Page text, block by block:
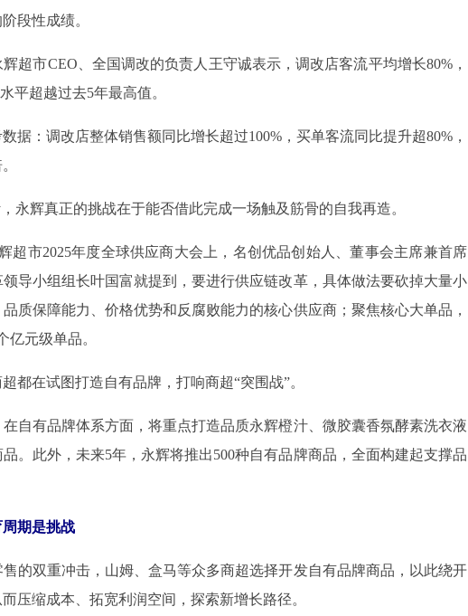
段性成绩。
超市CEO、全国调改的负责人王守诚表示，调改店客流平均增长80%，
平超越过去5年最高值。
据：调改店整体销售额同比增长超过100%，买单客流同比提升超80%，
永辉真正的挑战在于能否借此完成一场触及筋骨的自我再造。
超市2025年度全球供应商大会上，名创优品创始人、董事会主席兼首席
导小组组长叶国富就提到，要进行供应链改革，具体做法要砍掉大量小
质保障能力、价格优势和反腐败能力的核心供应商；聚焦核心大单品，
亿元级单品。
都在试图打造自有品牌，打响商超“突围战”。
自有品牌体系方面，将重点打造品质永辉橙汁、微胶囊香氛酵素洗衣液
。此外，未来5年，永辉将推出500种自有品牌商品，全面构建起支撑品
期是挑战
的双重冲击，山姆、盒马等众多商超选择开发自有品牌商品，以此绕开
压缩成本、拓宽利润空间，探索新增长路径。